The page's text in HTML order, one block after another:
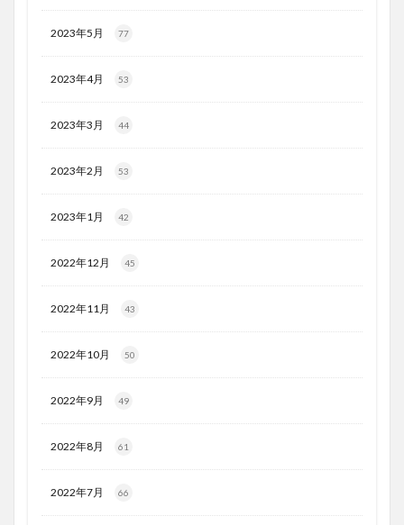
2023年5月 77
2023年4月 53
2023年3月 44
2023年2月 53
2023年1月 42
2022年12月 45
2022年11月 43
2022年10月 50
2022年9月 49
2022年8月 61
2022年7月 66